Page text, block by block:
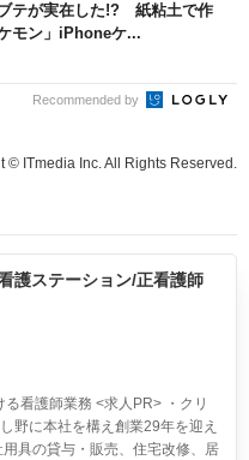
テが実在した!? 紙粘土で作
モン」iPhoneケ...
Recommended by
© ITmedia Inc. All Rights Reserved.
護ステーション/正看護師
る看護師業務 <求人PR> ・クリ
野に本社を構え創業29年を迎え
具の貸与・販売、住宅改修、居